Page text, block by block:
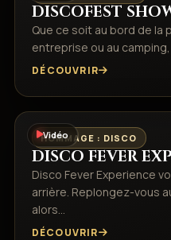
DISCOFEST
Que ce soit au bord de la
entreprise ou au camping,
DÉCOUVRIR
Vidéo
HOMMAGE : DISCO
DISCO FEVER
Disco Fever Experience
arrière. Replongez-vous
alors…
DÉCOUVRIR